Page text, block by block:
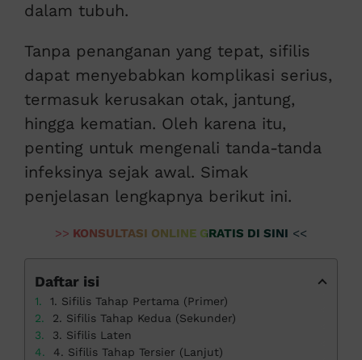
dalam tubuh.
Tanpa penanganan yang tepat, sifilis
dapat menyebabkan komplikasi serius,
termasuk kerusakan otak, jantung,
hingga kematian. Oleh karena itu,
penting untuk mengenali tanda-tanda
infeksinya sejak awal. Simak
penjelasan lengkapnya berikut ini.
>> KONSULTASI ONLINE GRATIS DI SINI <<
Daftar isi
1. Sifilis Tahap Pertama (Primer)
2. Sifilis Tahap Kedua (Sekunder)
3. Sifilis Laten
4. Sifilis Tahap Tersier (Lanjut)